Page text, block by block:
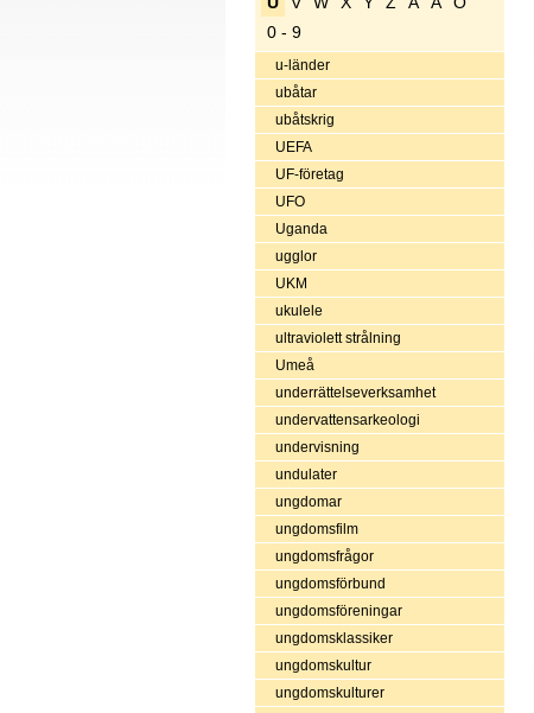
0 - 9
u-länder
ubåtar
ubåtskrig
UEFA
UF-företag
UFO
Uganda
ugglor
UKM
ukulele
ultraviolett strålning
Umeå
underrättelseverksamhet
undervattensarkeologi
undervisning
undulater
ungdomar
ungdomsfilm
ungdomsfrågor
ungdomsförbund
ungdomsföreningar
ungdomsklassiker
ungdomskultur
ungdomskulturer